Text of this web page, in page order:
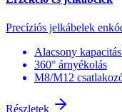
Precíziós jelkábelek
Alacsony
360° árnyékolás
M8/M12
Részletek